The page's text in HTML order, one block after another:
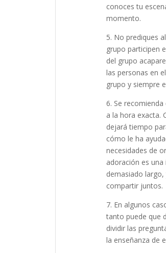
conoces tu
momento.
5. No prediques
grupo participen
del grupo
las personas en
grupo y siempre
6. Se
a la hora exacta.
dejará tiempo
cómo le ha
necesidades de
adoración es
demasiado
compartir juntos.
7. En algunos
tanto puede que
dividir las
la enseñanza de